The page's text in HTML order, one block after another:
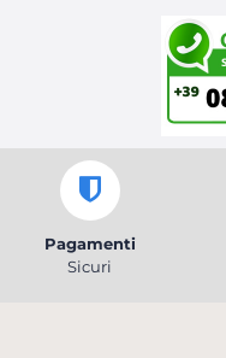
Pagamenti
Sicuri